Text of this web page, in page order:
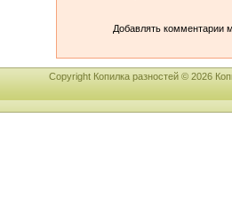
Добавлять комментарии
Copyright Копилка разностей © 2026